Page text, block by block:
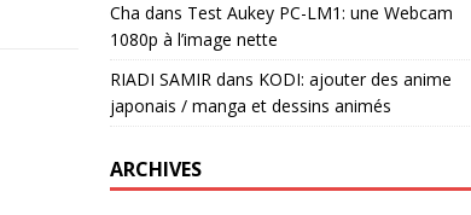
Cha dans Test Aukey PC-LM1: une Webcam
1080p à l’image nette
RIADI SAMIRdans KODI: ajouter des anime
japonais / manga et dessins animés
ARCHIVES